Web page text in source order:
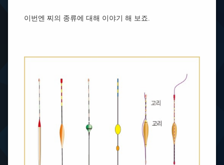
이번엔 찌의 종류에 대해 이야기 해 보죠.